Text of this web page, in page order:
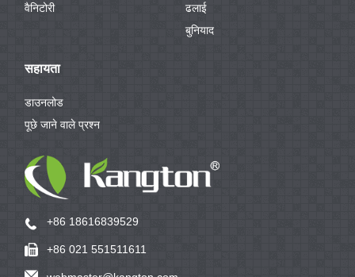
वैनिटोरी
ढलाई
बुनियाद
सहायता
डाउनलोड
पूछे जाने वाले प्रश्न
+86 18616839529
+86 021 551511611